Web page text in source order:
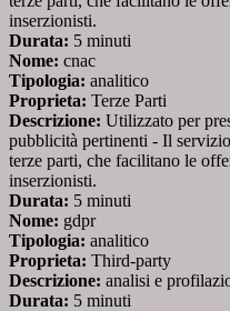
inserzionisti.
Durata: 5 minuti
Nome: cnac
Tipologia: analitico
Proprieta: Terze Parti
Descrizione: Utilizzato per
pubblicità pertinenti - Il
terze parti, che facilitano le
inserzionisti.
Durata: 5 minuti
Nome: gdpr
Tipologia: analitico
Proprieta: Third-party
Descrizione: analisi e
Durata: 5 minuti